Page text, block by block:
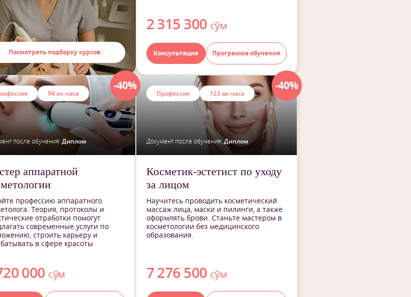
Посмотреть подборку курсов
2 315 300 сўм
Консультация Программа обучения
-40%
94 ак.часа
после обучения: Диплом
аппаратной
профессию аппаратного
Теория, протоколы и
отработки помогут
современные услуги по
строить карьеру и
в сфере красоты
000 сўм
-40%
Профессия 123 ак.часа
Документ после обучения: Диплом
Косметик-эстетист по уходу
за лицом
Научитесь проводить косметический
массаж лица, маски и пилинги, а также
оформлять брови. Станьте мастером в
косметологии без медицинского
образования.
7 276 500 сўм